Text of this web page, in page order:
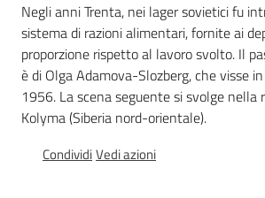
itineranti
Percorsi
sulla
memoria
Negli anni Trenta, nei lager sovietici fu
sistema di razioni alimentari, fornite ai
proporzione rispetto al lavoro svolto. Il
è di Olga Adamova-Slozberg, che visse
1956. La scena seguente si svolge nella
Kolyma (Siberia nord-orientale).
CondividiVedi azioni